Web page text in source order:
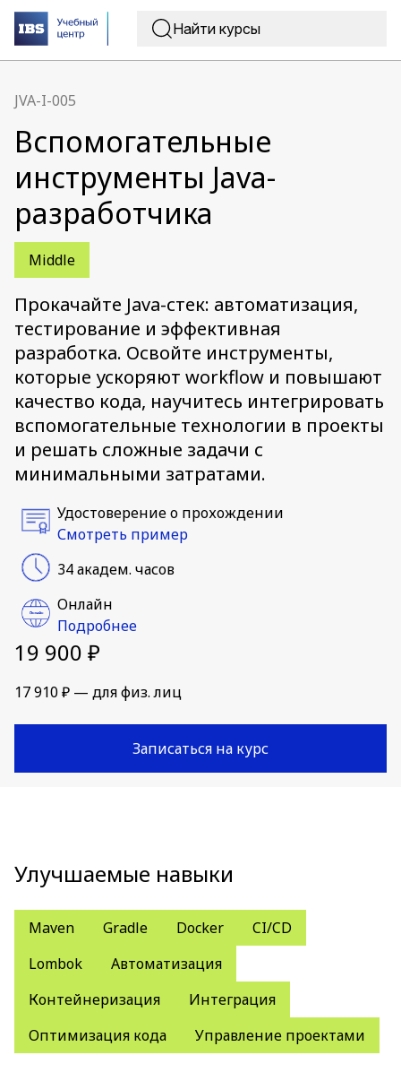
JVA-I-005
Вспомогательные
инструменты Java-
разработчика
Middle
Прокачайте Java-стек: автоматизация,
тестирование и эффективная
разработка. Освойте инструменты,
которые ускоряют workflow и повышают
качество кода, научитесь интегрировать
вспомогательные технологии в проекты
и решать сложные задачи с
минимальными затратами.
Удостоверение о прохождении
Смотреть пример
34 академ. часов
Онлайн
Подробнее
19 900 ₽
17 910 ₽ — для физ. лиц
Записаться на курс
Улучшаемые навыки
Maven Gradle Docker
CI/CD
Lombok
Автоматизация
Контейнеризация
Интеграция
Оптимизация кода
Управление проектами